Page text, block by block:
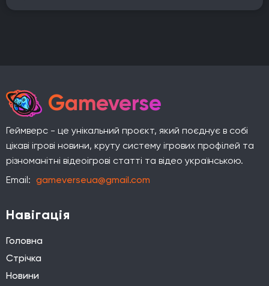
Gameverse
Геймверс - це унікальний проєкт, який поєднує в собі
цікаві ігрові новини, круту систему ігрових профілей та
різноманітні відеоігрові статті та відео українською.
Email: gameverseua@gmail.com
Навігація
Головна
Стрічка
Новини